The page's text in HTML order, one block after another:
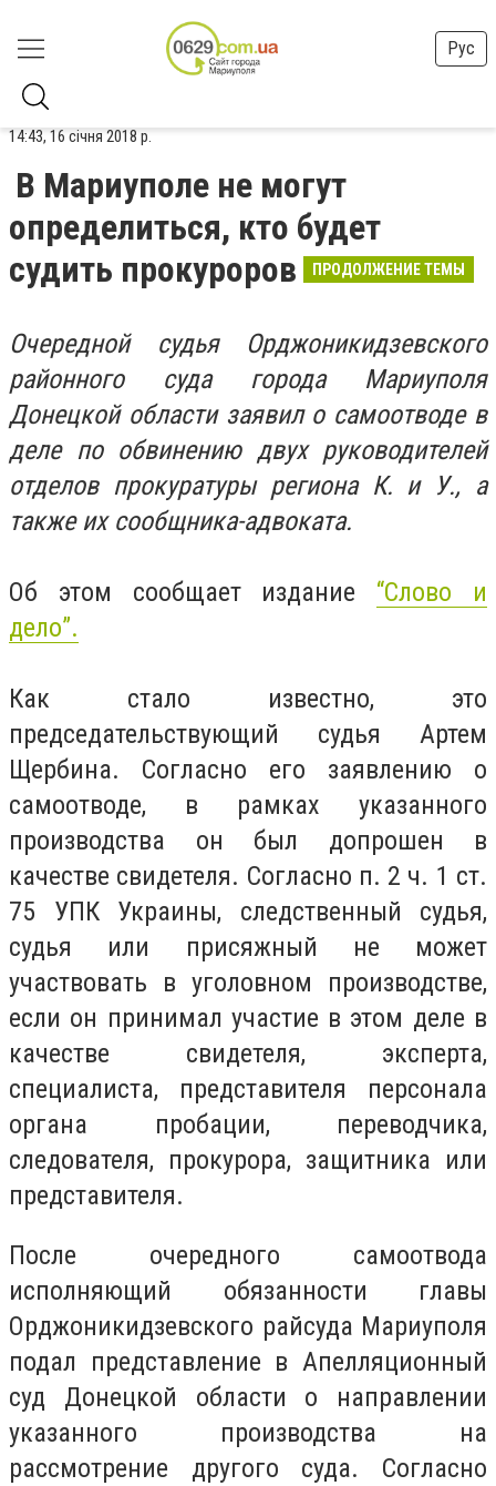
Рус
14:43, 16 січня 2018 р.
В Мариуполе не могут
определиться, кто будет
судить прокуроров
ПРОДОЛЖЕНИЕ ТЕМЫ
Очередной судья Орджоникидзевского
районного суда города Мариуполя
Донецкой области заявил о самоотводе в
деле по обвинению двух руководителей
отделов прокуратуры региона К. и У., а
также их сообщника-адвоката.
Об этом сообщает издание “Слово и
дело”.
Как стало известно, это
председательствующий судья Артем
Щербина. Согласно его заявлению о
самоотводе, в рамках указанного
производства он был допрошен в
качестве свидетеля. Согласно п. 2 ч. 1 ст.
75 УПК Украины, следственный судья,
судья или присяжный не может
участвовать в уголовном производстве,
если он принимал участие в этом деле в
качестве свидетеля, эксперта,
специалиста, представителя персонала
органа пробации, переводчика,
следователя, прокурора, защитника или
представителя.
После очередного самоотвода
исполняющий обязанности главы
Орджоникидзевского райсуда Мариуполя
подал представление в Апелляционный
суд Донецкой области о направлении
указанного производства на
рассмотрение другого суда. Согласно